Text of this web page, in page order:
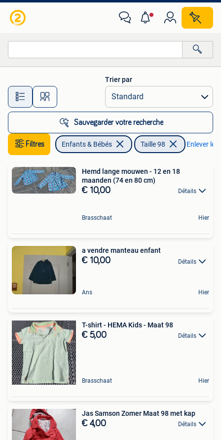
Toutes les distances…
Trier par
Sauvegarder votre recherche
Filtres Enfants & Bébés Taille 98 Enlever
Hemd lange mouwen - 12 en 18
maanden (74 en 80 cm)
€ 10,00 Détails
Brasschaat Hier
a vendre manteau enfant
€ 10,00 Détails
Ans Hier
T-shirt - HEMA Kids - Maat 98
€ 5,00 Détails
Brasschaat Hier
Jas Samson Zomer Maat 98 met kap
€ 4,00 Détails